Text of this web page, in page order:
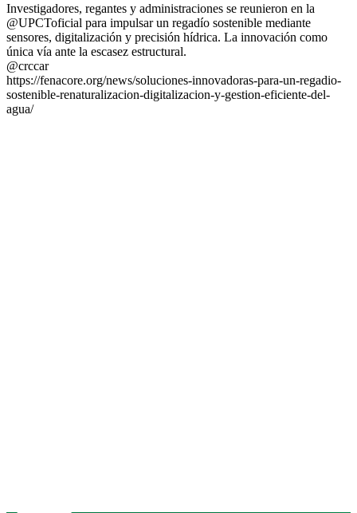
Investigadores, regantes y administraciones se reunieron en la
@UPCToficial para impulsar un regadío sostenible mediante
sensores, digitalización y precisión hídrica. La innovación como
única vía ante la escasez estructural.
@crccar
https://fenacore.org/news/soluciones-innovadoras-para-un-regadio-
sostenible-renaturalizacion-digitalizacion-y-gestion-eficiente-del-
agua/